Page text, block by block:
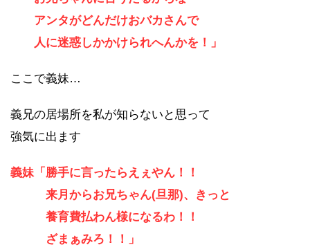
アンタがどんだけおバカさんで
人に迷惑しかかけられへんかを！」
ここで義妹…
義兄の居場所を私が知らないと思って
強気に出ます
義妹「勝手に言ったらえぇやん！！
来月からお兄ちゃん(旦那)、きっと
養育費払わん様になるわ！！
ざまぁみろ！！」